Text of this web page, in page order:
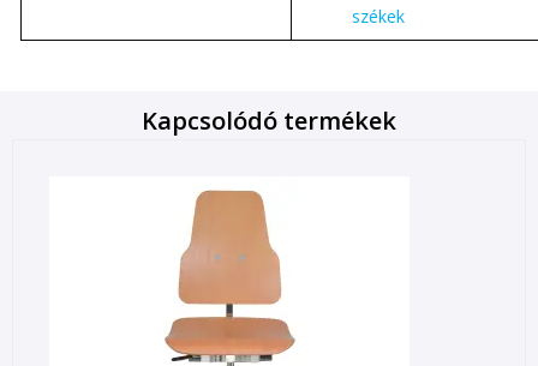
székek
Kapcsolódó termékek